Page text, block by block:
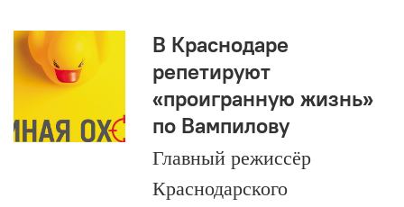
В Краснодаре
репетируют
«проигранную жизнь»
по Вампилову
Главный режиссёр
Краснодарского